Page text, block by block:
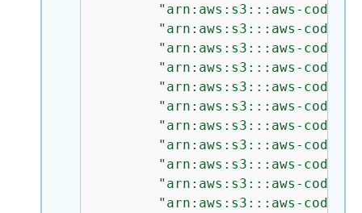
"arn:aws:s3:::aws-
"arn:aws:s3:::aws-
"arn:aws:s3:::aws-
"arn:aws:s3:::aws-
"arn:aws:s3:::aws-
"arn:aws:s3:::aws-
"arn:aws:s3:::aws-
"arn:aws:s3:::aws-
"arn:aws:s3:::aws-
"arn:aws:s3:::aws-
"arn:aws:s3:::aws-